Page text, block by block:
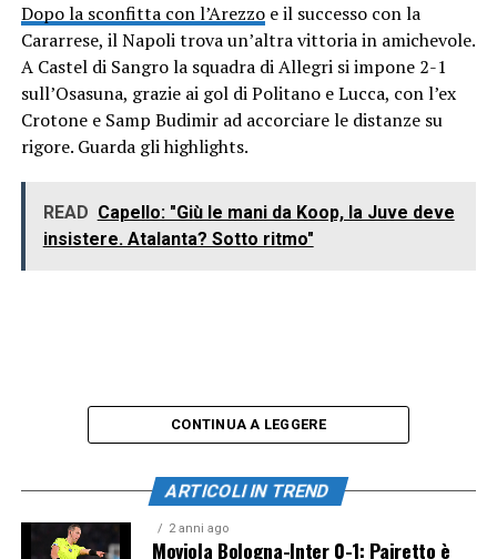
Dopo la sconfitta con l’Arezzoe il successo con la
Cararrese, il Napoli trova un’altra vittoria in amichevole.
A Castel di Sangro la squadra di Allegri si impone 2-1
sull’Osasuna, grazie ai gol di Politano e Lucca, con l’ex
Crotone e Samp Budimir ad accorciare le distanze su
rigore. Guarda gli highlights.
READ Capello: "Giù le mani da Koop, la Juve deve
insistere. Atalanta? Sotto ritmo"
CONTINUA A LEGGERE
ARTICOLI IN TREND
2 anni ago
Moviola Bologna-Inter 0-1: Pairetto è